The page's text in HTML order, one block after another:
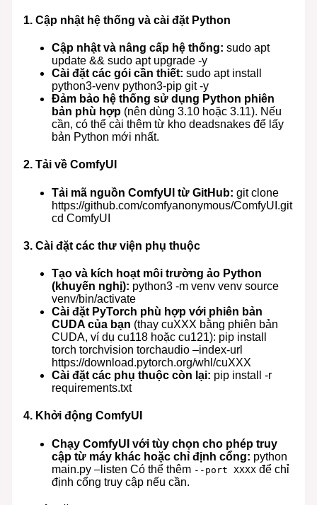
1. Cập nhật hệ thống và cài đặt Python
Cập nhật và nâng cấp hệ thống: sudo apt
update && sudo apt upgrade -y
Cài đặt các gói cần thiết: sudo apt install
python3-venv python3-pip git -y
Đảm bảo hệ thống sử dụng Python phiên
bản phù hợp(nên dùng 3.10 hoặc 3.11). Nếu
cần, có thể cài thêm từ kho deadsnakes để lấy
bản Python mới nhất.
2. Tải về ComfyUI
Tải mã nguồn ComfyUI từ GitHub: git clone
https://github.com/comfyanonymous/ComfyUI.git
cd ComfyUI
3. Cài đặt các thư viện phụ thuộc
Tạo và kích hoạt môi trường ảo Python
(khuyến nghị): python3 -m venv venv source
venv/bin/activate
Cài đặt PyTorch phù hợp với phiên bản
CUDA của bạn (thay cuXXX bằng phiên bản
CUDA, ví dụ cu118 hoặc cu121): pip install
torch torchvision torchaudio –index-url
https://download.pytorch.org/whl/cuXXX
Cài đặt các phụ thuộc còn lại: pip install -r
requirements.txt
4. Khởi động ComfyUI
Chạy ComfyUI với tùy chọn cho phép truy
cập từ máy khác hoặc chỉ định cổng: python
main.py –listen Có thể thêm --port XXXXđể chỉ
định cổng truy cập nếu cần.